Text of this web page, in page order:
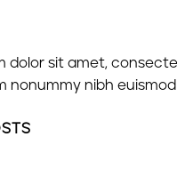
dolor sit amet,
nonummy nibh